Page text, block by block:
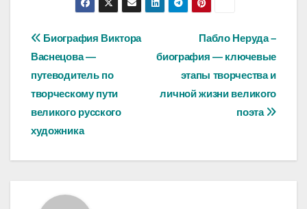
Навигация
по
записям
Пабло Неруда –
биография — ключевые
этапы творчества и
личной жизни великого
поэта
Биография Виктора
Васнецова —
путеводитель по
творческому пути
великого русского
художника